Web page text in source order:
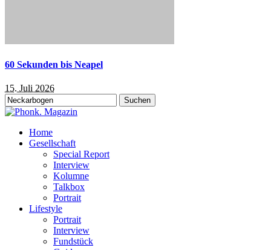
60 Sekunden bis Neapel
15. Juli 2026
Suchen
nach:
Home
Gesellschaft
Special Report
Interview
Kolumne
Talkbox
Portrait
Lifestyle
Portrait
Interview
Fundstück